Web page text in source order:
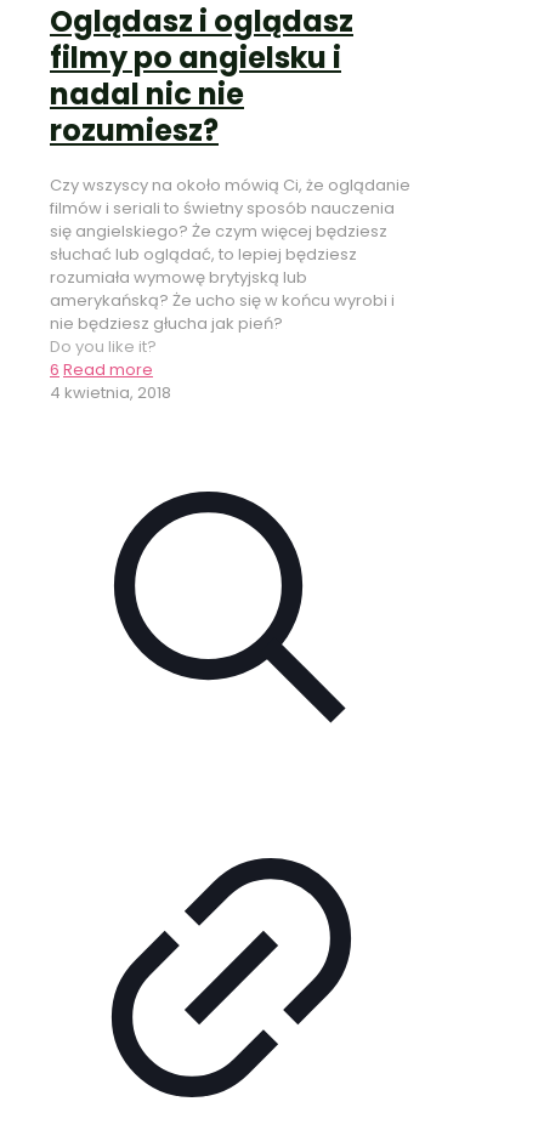
Oglądasz i oglądasz
filmy po angielsku i
nadal nic nie
rozumiesz?
Czy wszyscy na około mówią Ci, że oglądanie
filmów i seriali to świetny sposób nauczenia
się angielskiego? Że czym więcej będziesz
słuchać lub oglądać, to lepiej będziesz
rozumiała wymowę brytyjską lub
amerykańską? Że ucho się w końcu wyrobi i
nie będziesz głucha jak pień?
Do you like it?
6 Read more
4 kwietnia, 2018